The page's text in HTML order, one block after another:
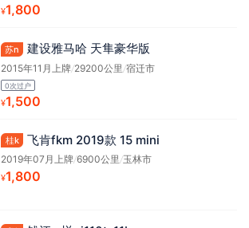
¥1,800
苏n 建设雅马哈 天隼豪华版
2015年11月上牌/29200公里 /宿迁市
0次过户
¥1,500
桂k 飞肯fkm 2019款 15 mini
2019年07月上牌/6900公里/玉林市
¥1,800